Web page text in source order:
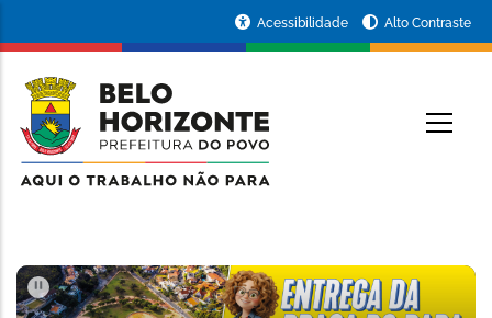
da
Prefeitura
de
Acessibilidade Alto Contraste
PAUSAR